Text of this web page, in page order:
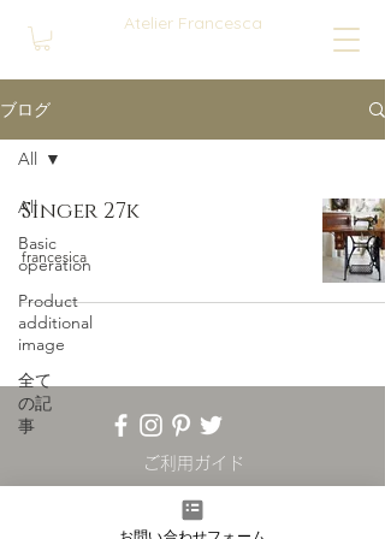
Atelier Francesca
ブログ
All
Basic
operation
Product
additional
image
全て
の記
事
All
Singer 27k
francesica
ご利用ガイド
Online Store
プライバシーポリシー
お問い合わせフォーム